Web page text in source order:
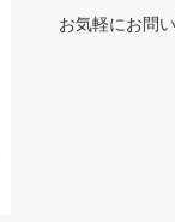
お気軽にお問